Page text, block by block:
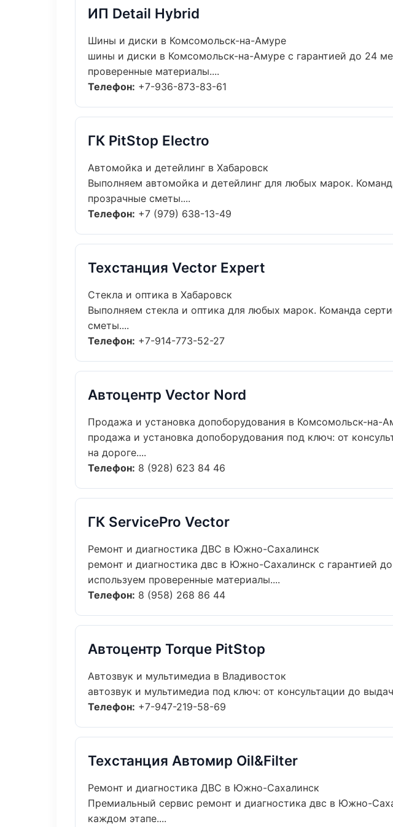
ИП Detail Hybrid
Шины и диски в Комсомольск-на-Амуре
шины и диски в Комсомольск-на-Амуре с гарантией до 24
проверенные материалы....
Телефон: +7-936-873-83-61
ГК PitStop Electro
Автомойка и детейлинг в Хабаровск
Выполняем автомойка и детейлинг для любых марок.
прозрачные сметы....
Телефон: +7 (979) 638-13-49
Техстанция Vector Expert
Стекла и оптика в Хабаровск
Выполняем стекла и оптика для любых марок. Команда
сметы....
Телефон: +7-914-773-52-27
Автоцентр Vector Nord
Продажа и установка допоборудования в Комсомольск-на-
продажа и установка допоборудования под ключ: от
на дороге....
Телефон: 8 (928) 623 84 46
ГК ServicePro Vector
Ремонт и диагностика ДВС в Южно-Сахалинск
ремонт и диагностика двс в Южно-Сахалинск с гарантией
используем проверенные материалы....
Телефон: 8 (958) 268 86 44
Автоцентр Torque PitStop
Автозвук и мультимедиа в Владивосток
автозвук и мультимедиа под ключ: от консультации до
Телефон: +7-947-219-58-69
Техстанция Автомир Oil&Filter
Ремонт и диагностика ДВС в Южно-Сахалинск
Премиальный сервис ремонт и диагностика двс в Южно-
каждом этапе....